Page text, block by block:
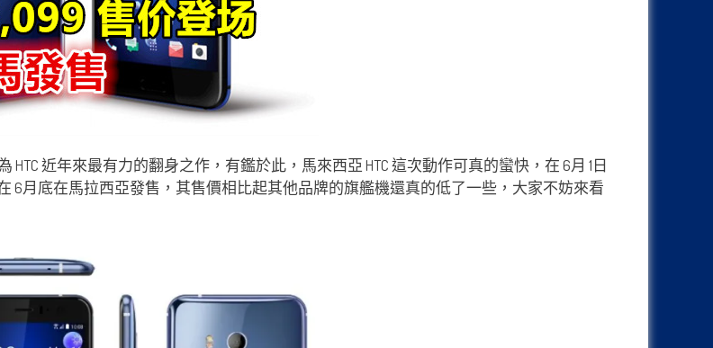
HTC 近年來最有力的翻身之作，有鑑於此，馬來西亞 HTC 這次動作可真的蠻快，在 6月 1日
6月底在馬拉西亞發售，其售價相比起其他品牌的旗艦機還真的低了一些，大家不妨來看